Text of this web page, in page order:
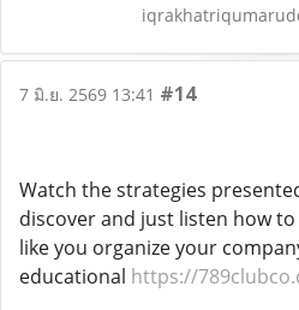
7 มิ.ย. 2569 13:41 #14
Watch the strategies
discover and just listen how
like you organize your
educational https://